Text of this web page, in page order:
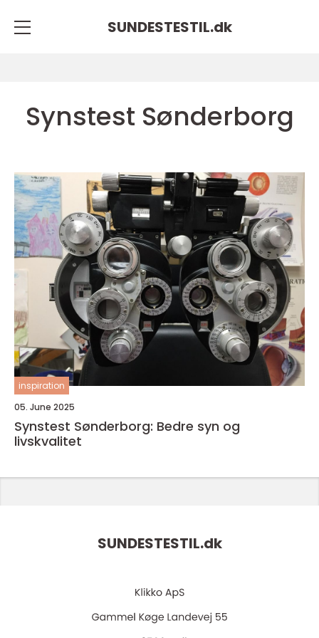
SUNDESTESTIL.dk
Synstest Sønderborg
inspiration
05. June 2025
Synstest Sønderborg: Bedre syn og
livskvalitet
SUNDESTESTIL.dk